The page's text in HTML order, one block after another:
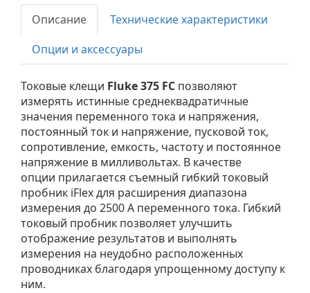
Описание
Технические характеристики
Опции и аксессуары
Токовые клещи Fluke 375 FC позволяют
измерять истинные среднеквадратичные
значения переменного тока и напряжения,
постоянный ток и напряжение, пусковой ток,
сопротивление, емкость, частоту и постоянное
напряжение в милливольтах. В качестве
опции прилагается съемный гибкий токовый
пробник iFlex для расширения диапазона
измерения до 2500 A переменного тока. Гибкий
токовый пробник позволяет улучшить
отображение результатов и выполнять
измерения на неудобно расположенных
проводниках благодаря упрощенному доступу к
ним.